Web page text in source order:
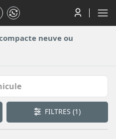
neuve ou
FILTRES(1)